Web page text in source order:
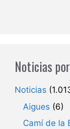
Noticias
Noticias
Aigues (6)
Camí de la